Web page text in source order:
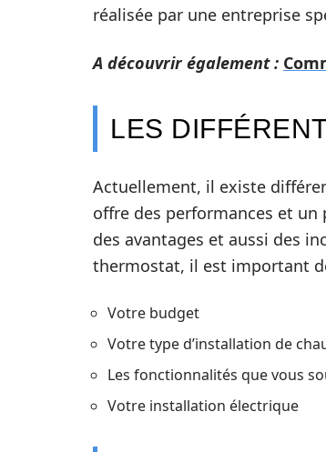
réalisée par une entreprise
A découvrir également :
LES
Actuellement, il existe
offre des performances et
des avantages et aussi des
thermostat, il est important
Votre budget
Votre type d’installation de
Les fonctionnalités que vous
Votre installation électrique